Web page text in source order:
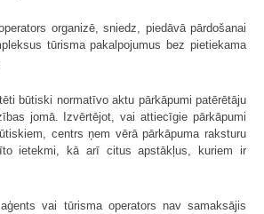
organizē, sniedz, piedāvā pārdošanai
tūrisma pakalpojumus bez pietiekama
būtiski normatīvo aktu pārkāpumi patērētāju
jomā. Izvērtējot, vai attiecīgie pārkāpumi
centrs ņem vērā pārkāpuma raksturu
ietekmi, kā arī citus apstākļus, kuriem ir
vai tūrisma operators nav samaksājis